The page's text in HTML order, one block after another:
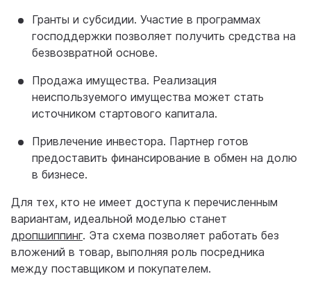
Гранты и субсидии. Участие в программах
господдержки позволяет получить средства на
безвозвратной основе.
Продажа имущества. Реализация
неиспользуемого имущества может стать
источником стартового капитала.
Привлечение инвестора. Партнер готов
предоставить финансирование в обмен на долю
в бизнесе.
Для тех, кто не имеет доступа к перечисленным
вариантам, идеальной моделью станет
дропшиппинг. Эта схема позволяет работать без
вложений в товар, выполняя роль посредника
между поставщиком и покупателем.